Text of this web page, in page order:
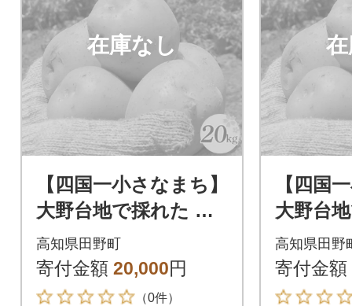
在庫なし
【四国一小さなまち】
大野台地で採れた 令
和6年産新じゃがいも
『とうや』 20kg 訳あ
り品
高知県田野町
寄付金額 20,000円
（0件）
【四国
大野台
和6年産
『とうや』
り品
高知県田野
寄付金額